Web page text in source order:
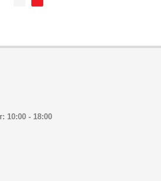
10:00 - 18:00